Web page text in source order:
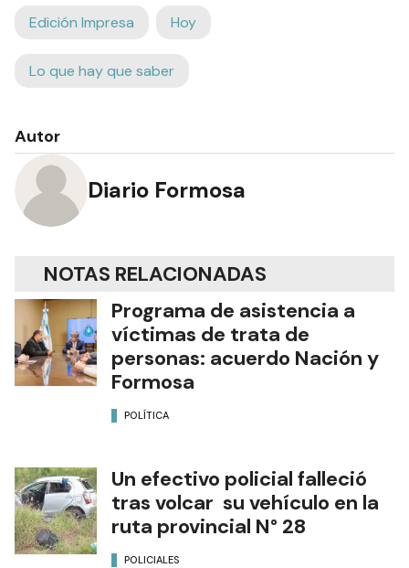
Edición Impresa Hoy
Lo que hay que saber
Autor
Diario Formosa
NOTAS RELACIONADAS
Programa de asistencia a
víctimas de trata de
personas: acuerdo Nación y
Formosa
POLÍTICA
Un efectivo policial falleció
tras volcar su vehículo en la
ruta provincial N° 28
POLICIALES